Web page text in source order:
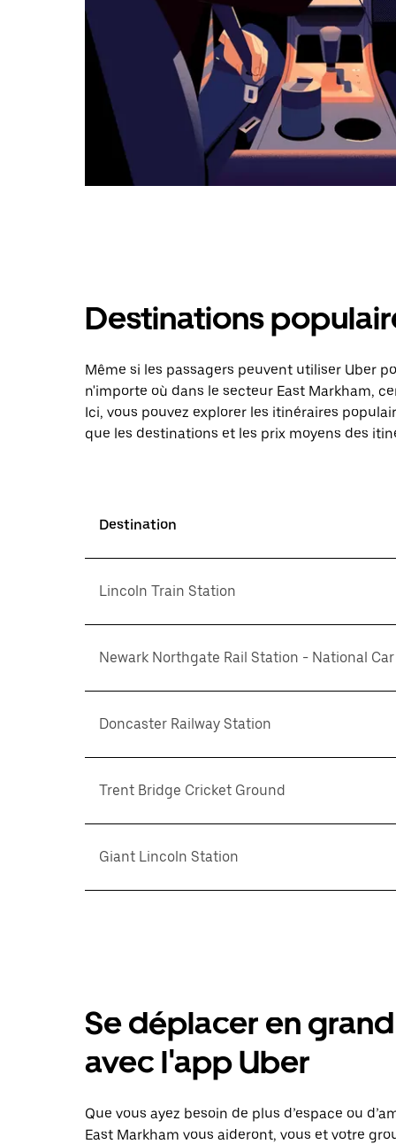
Destinations
Même si les passagers peuvent utiliser Uber
n'importe où dans le secteur East Markham,
Ici, vous pouvez explorer les itinéraires
que les destinations et les prix moyens des
Destination
Lincoln Train Station
Newark Northgate Rail Station - National Car
Doncaster Railway Station
Trent Bridge Cricket Ground
Giant Lincoln Station
Se déplacer en
avec l'app Uber
Que vous ayez besoin de plus d’espace ou
East Markham vous aideront, vous et votre